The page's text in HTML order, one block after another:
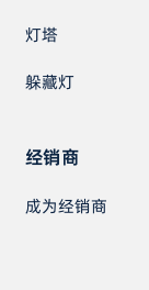
灯塔
躲藏灯
经销商
成为经销商